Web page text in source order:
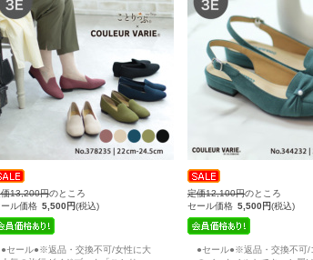
13,200円のところ
ル価格 5,500円(税込)
●セール●※返品・交換不可/女性に大
定価12,100円のところ
セール価格 5,500円(税込)
●セール●※返品・交換不可/